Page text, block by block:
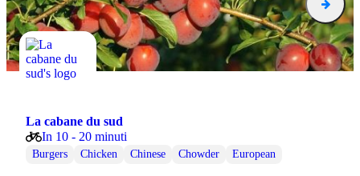
La cabane du sud
In 10 - 20 minuti
Burgers Chicken Chinese Chowder European